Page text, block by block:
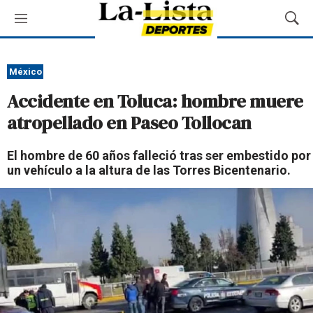
M
e
ú
M
o
a
r
s
u
d
a
México
Accidente en Toluca: hombre muere
atropellado en Paseo Tollocan
El hombre de 60 años falleció tras ser embestido por
un vehículo a la altura de las Torres Bicentenario.